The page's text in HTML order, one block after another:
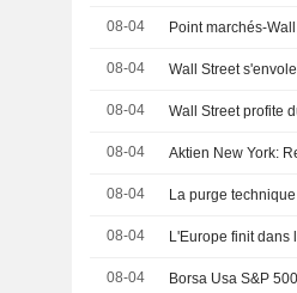
08-04 Point marchés-
08-04 Wall Street
08-04 Wall Street profite
08-04 Aktien New York:
08-04
08-04
08-04